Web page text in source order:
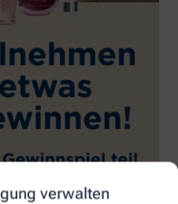
verwalten